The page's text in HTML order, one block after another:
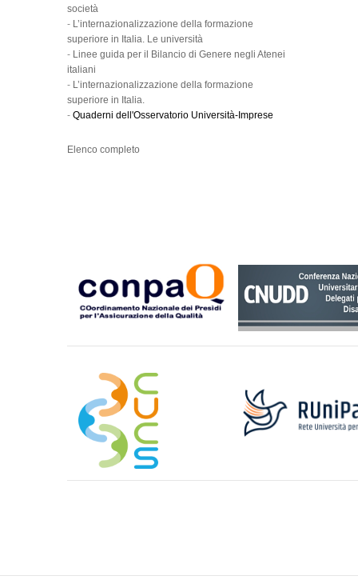
società
- L’internazionalizzazione della formazione
superiore in Italia. Le università
- Linee guida per il Bilancio di Genere negli Atenei
italiani
- L’internazionalizzazione della formazione
superiore in Italia.
- Quaderni dell'Osservatorio Università-Imprese
Elenco completo